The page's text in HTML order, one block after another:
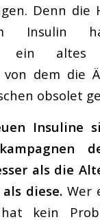
Denn die
Insulin
ein altes
von dem die
obsolet
Insuline
als die
diese. Wer
kein